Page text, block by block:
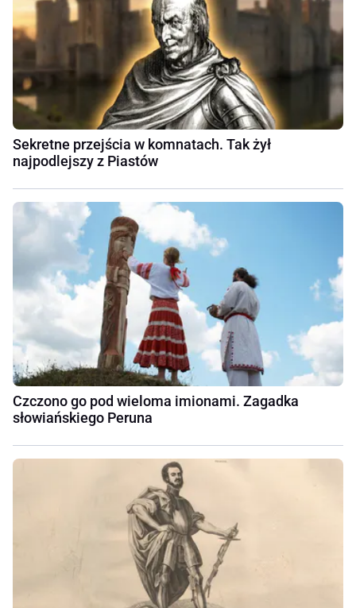
Sekretne przejścia w komnatach. Tak żył
najpodlejszy z Piastów
Czczono go pod wieloma imionami. Zagadka
słowiańskiego Peruna